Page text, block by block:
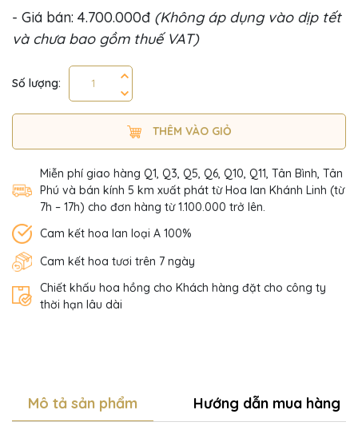
- Giá bán: 4.700.000đ (Không áp dụng vào dịp tết
và chưa bao gồm thuế VAT)
Số lượng:
THÊM VÀO GIỎ
Miễn phí giao hàng Q1, Q3, Q5, Q6, Q10, Q11, Tân Bình, Tân
Phú và bán kính 5 km xuất phát từ Hoa lan Khánh Linh (từ
7h – 17h) cho đơn hàng từ 1.100.000 trở lên.
Cam kết hoa lan loại A 100%
Cam kết hoa tươi trên 7 ngày
Chiết khấu hoa hồng cho Khách hàng đặt cho công ty
thời hạn lâu dài
Mô tả sản phẩm Hướng dẫn mua hàng